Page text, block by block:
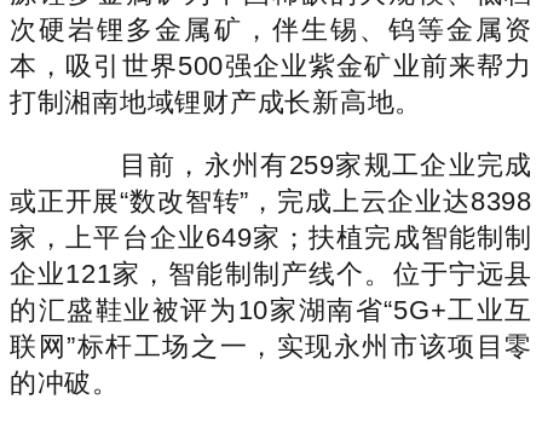
次硬岩锂多金属矿，伴生锡、钨等金属资
本，吸引世界500强企业紫金矿业前来帮力
打制湘南地域锂财产成长新高地。
目前，永州有259家规工企业完成
或正开展“数改智转”，完成上云企业达8398
家，上平台企业649家；扶植完成智能制制
企业121家，智能制制产线个。位于宁远县
的汇盛鞋业被评为10家湖南省“5G+工业互
联网”标杆工场之一，实现永州市该项目零
的冲破。